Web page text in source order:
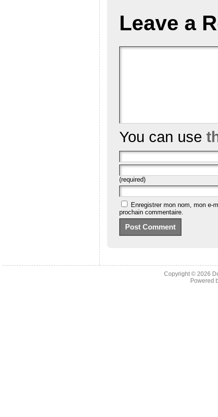
Leave a
You can use
(required)
Enregistrer mon nom, mon e-
prochain commentaire.
Copyright © 2026
Powered